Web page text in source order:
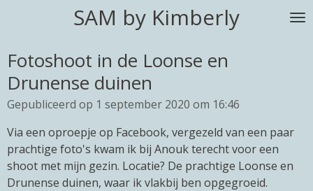
de
hoofdinhoud
SAM by Kimberly
Fotoshoot in de Loonse en
Drunense duinen
Gepubliceerd op 1 september 2020 om 16:46
Via een oproepje op Facebook, vergezeld van een paar
prachtige foto's kwam ik bij Anouk terecht voor een
shoot met mijn gezin. Locatie? De prachtige Loonse en
Drunense duinen, waar ik vlakbij ben opgegroeid.